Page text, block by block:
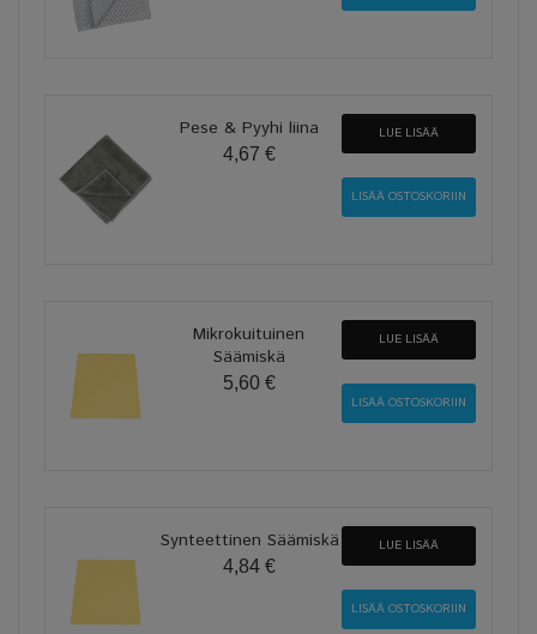
Pese & Pyyhi liina
4,67 €
LUE LISÄÄ
Mikrokuituinen
Säämiskä
5,60 €
LUE LISÄÄ
Synteettinen Säämiskä
4,84 €
LUE LISÄÄ